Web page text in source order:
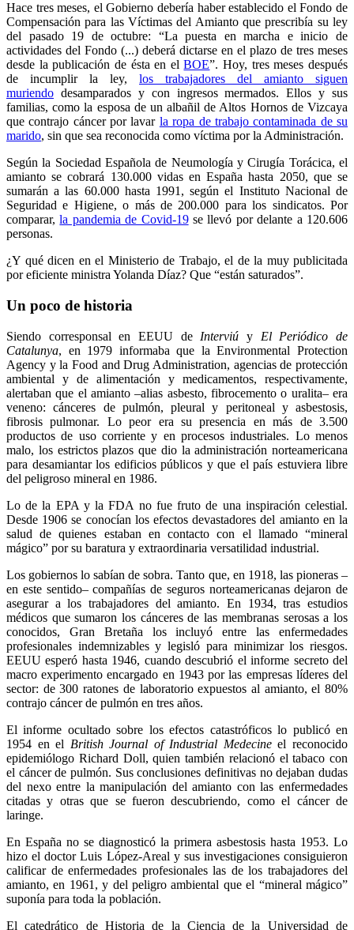
Hace tres meses, el Gobierno debería haber establecido el Fondo de
Compensación para las Víctimas del Amianto que prescribía su ley
del pasado 19 de octubre: “La puesta en marcha e inicio de
actividades del Fondo (...) deberá dictarse en el plazo de tres meses
desde la publicación de ésta en elBOE”. Hoy, tres meses después
de incumplir la ley, los trabajadores del amianto siguen
muriendo desamparados y con ingresos mermados. Ellos y sus
familias, como la esposa de un albañil de Altos Hornos de Vizcaya
que contrajo cáncer por lavar la ropa de trabajo contaminada de su
marido, sin que sea reconocida como víctima por la Administración.
Según la Sociedad Española de Neumología y Cirugía Torácica, el
amianto se cobrará 130.000 vidas en España hasta 2050, que se
sumarán a las 60.000 hasta 1991, según el Instituto Nacional de
Seguridad e Higiene, o más de 200.000 para los sindicatos. Por
comparar,la pandemia de Covid-19se llevó por delante a 120.606
personas.
¿Y qué dicen en el Ministerio de Trabajo, el de la muy publicitada
por eficiente ministra Yolanda Díaz? Que “están saturados”.
Un poco de historia
Siendo corresponsal en EEUU de Interviú y El Periódico de
Catalunya, en 1979 informaba que la Environmental Protection
Agency y la Food and Drug Administration, agencias de protección
ambiental y de alimentación y medicamentos, respectivamente,
alertaban que el amianto –alias asbesto, fibrocemento o uralita– era
veneno: cánceres de pulmón, pleural y peritoneal y asbestosis,
fibrosis pulmonar. Lo peor era su presencia en más de 3.500
productos de uso corriente y en procesos industriales. Lo menos
malo, los estrictos plazos que dio la administración norteamericana
para desamiantar los edificios públicos y que el país estuviera libre
del peligroso mineral en 1986.
Lo de la EPA y la FDA no fue fruto de una inspiración celestial.
Desde 1906 se conocían los efectos devastadores del amianto en la
salud de quienes estaban en contacto con el llamado “mineral
mágico” por su baratura y extraordinaria versatilidad industrial.
Los gobiernos lo sabían de sobra. Tanto que, en 1918, las pioneras –
en este sentido– compañías de seguros norteamericanas dejaron de
asegurar a los trabajadores del amianto. En 1934, tras estudios
médicos que sumaron los cánceres de las membranas serosas a los
conocidos, Gran Bretaña los incluyó entre las enfermedades
profesionales indemnizables y legisló para minimizar los riesgos.
EEUU esperó hasta 1946, cuando descubrió el informe secreto del
macro experimento encargado en 1943 por las empresas líderes del
sector: de 300 ratones de laboratorio expuestos al amianto, el 80%
contrajo cáncer de pulmón en tres años.
El informe ocultado sobre los efectos catastróficos lo publicó en
1954 en el British Journal of Industrial Medecineel reconocido
epidemiólogo Richard Doll, quien también relacionó el tabaco con
el cáncer de pulmón. Sus conclusiones definitivas no dejaban dudas
del nexo entre la manipulación del amianto con las enfermedades
citadas y otras que se fueron descubriendo, como el cáncer de
laringe.
En España no se diagnosticó la primera asbestosis hasta 1953. Lo
hizo el doctor Luis López-Areal y sus investigaciones consiguieron
calificar de enfermedades profesionales las de los trabajadores del
amianto, en 1961, y del peligro ambiental que el “mineral mágico”
suponía para toda la población.
El catedrático de Historia de la Ciencia de la Universidad de